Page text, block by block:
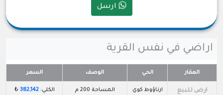
ارسل
اراضي في نفس القرية
العقار الحي الوصف السعر
ارض للبيع
ارناؤوط كوي
المساحة 200 م
الكلي:382,142
₺